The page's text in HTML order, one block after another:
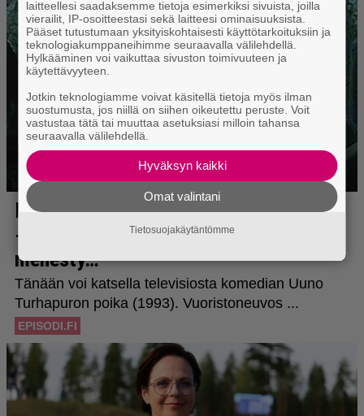
laitteellesi saadaksemme tietoja esimerkiksi sivuista, joilla
vierailit, IP-osoitteestasi sekä laitteesi ominaisuuksista.
Pääset tutustumaan yksityiskohtaisesti käyttötarkoituksiin ja
teknologiakumppaneihimme seuraavalla välilehdellä.
Hylkääminen voi vaikuttaa sivuston toimivuuteen ja
käytettävyyteen.
Jotkin teknologiamme voivat käsitellä tietoja myös ilman
suostumusta, jos niillä on siihen oikeutettu peruste. Voit
vastustaa tätä tai muuttaa asetuksiasi milloin tahansa
seuraavalla välilehdellä.
Hyväksyn kaikki
Omat valintani
Tietosuojakäytäntömme